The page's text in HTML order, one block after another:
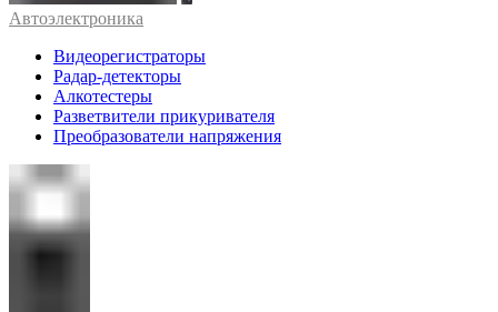
Автоэлектроника
Видеорегистраторы
Радар-детекторы
Алкотестеры
Разветвители прикуривателя
Преобразователи напряжения